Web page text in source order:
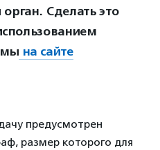
Сделать это
на сайте
предусмотрен
размер которого для